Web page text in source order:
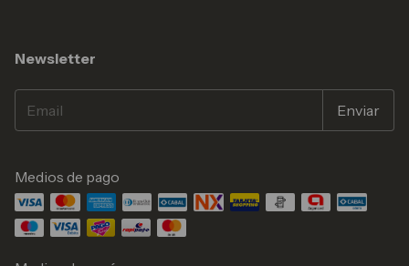
Newsletter
Medios de pago